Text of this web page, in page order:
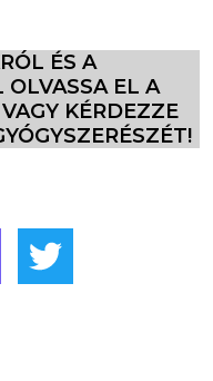
ÉS A
OLVASSA EL A
KÉRDEZZE